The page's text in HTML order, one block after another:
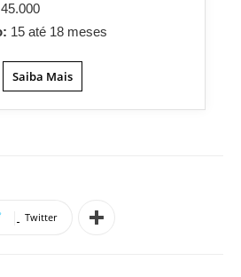
15 até 18 meses
Saiba Mais
Twitter